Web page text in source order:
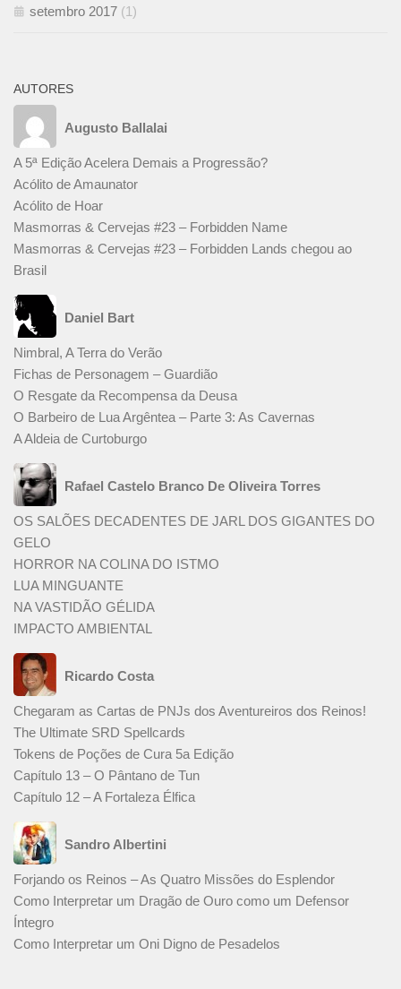
setembro 2017 (1)
AUTORES
Augusto Ballalai
A 5ª Edição Acelera Demais a Progressão?
Acólito de Amaunator
Acólito de Hoar
Masmorras & Cervejas #23 – Forbidden Name
Masmorras & Cervejas #23 – Forbidden Lands chegou ao
Brasil
Daniel Bart
Nimbral, A Terra do Verão
Fichas de Personagem – Guardião
O Resgate da Recompensa da Deusa
O Barbeiro de Lua Argêntea – Parte 3: As Cavernas
A Aldeia de Curtoburgo
Rafael Castelo Branco De Oliveira Torres
OS SALÕES DECADENTES DE JARL DOS GIGANTES DO
GELO
HORROR NA COLINA DO ISTMO
LUA MINGUANTE
NA VASTIDÃO GÉLIDA
IMPACTO AMBIENTAL
Ricardo Costa
Chegaram as Cartas de PNJs dos Aventureiros dos Reinos!
The Ultimate SRD Spellcards
Tokens de Poções de Cura 5a Edição
Capítulo 13 – O Pântano de Tun
Capítulo 12 – A Fortaleza Élfica
Sandro Albertini
Forjando os Reinos – As Quatro Missões do Esplendor
Como Interpretar um Dragão de Ouro como um Defensor
Íntegro
Como Interpretar um Oni Digno de Pesadelos